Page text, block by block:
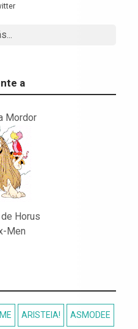
a
ARISTEIA! ASMODEE